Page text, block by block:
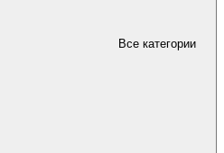
Все категории